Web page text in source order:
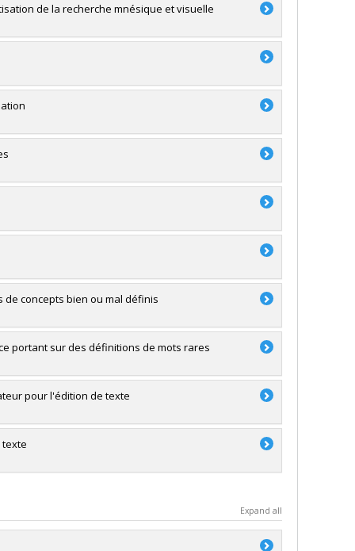
de la recherche mnésique et visuelle
concepts bien ou mal définis
portant sur des définitions de mots rares
pour l'édition de texte
Expand all